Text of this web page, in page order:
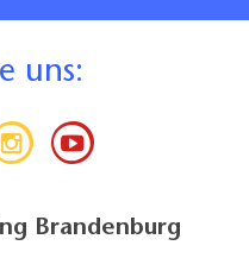
uns:
Brandenburg